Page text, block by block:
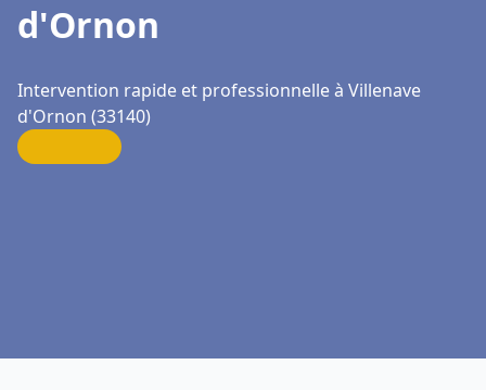
d'Ornon
Intervention rapide et professionnelle à Villenave
d'Ornon (33140)